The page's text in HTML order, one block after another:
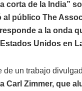
corta de la India”
al público The
a la onda
Unidos en
de un trabajo
Carl Zimmer, que